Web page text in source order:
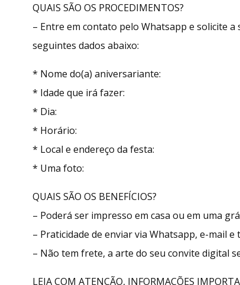
QUAIS SÃO OS PROCEDIMENTOS?
– Entre em contato pelo Whatsapp e solicite
seguintes dados abaixo:
* Nome do(a) aniversariante:
* Idade que irá fazer:
* Dia:
* Horário:
* Local e endereço da festa:
* Uma foto:
QUAIS SÃO OS BENEFÍCIOS?
– Poderá ser impresso em casa ou em uma
– Praticidade de enviar via Whatsapp, e-mail
– Não tem frete, a arte do seu convite digital
LEIA COM ATENÇÃO, INFORMAÇÕES